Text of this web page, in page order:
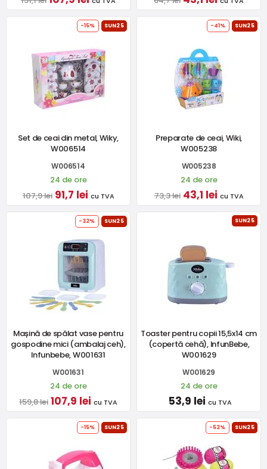
-15% SUN25
Set de ceai din metal, Wiky,
W006514
W006514
24 de ore
107,9 lei 91,7 lei cu TVA
-41% SUN25
Preparate de ceai, Wiki,
W005238
W005238
24 de ore
73,3 lei 43,1 lei cu TVA
-32% SUN25
Mașină de spălat vase pentru
gospodine mici (ambalaj ceh),
Infunbebe, W001631
W001631
24 de ore
159,8 lei 107,9 lei cu TVA
SUN25
Toaster pentru copii 15,5x14 cm
(copertă cehă), InfunBebe,
W001629
W001629
24 de ore
53,9 lei cu TVA
-15% SUN25 -52% SUN25